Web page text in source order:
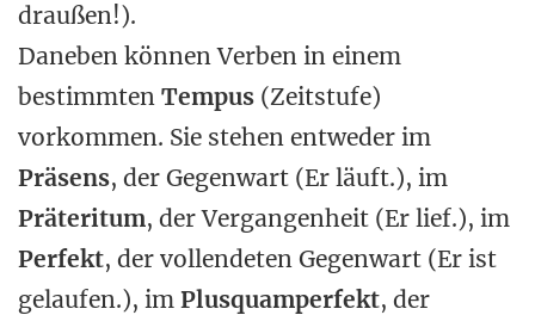
draußen!).
Daneben können Verben in einem
bestimmten Tempus (Zeitstufe)
vorkommen. Sie stehen entweder im
Präsens, der Gegenwart (Er läuft.), im
Präteritum, der Vergangenheit (Er lief.), im
Perfekt, der vollendeten Gegenwart (Er ist
gelaufen.), im Plusquamperfekt, der